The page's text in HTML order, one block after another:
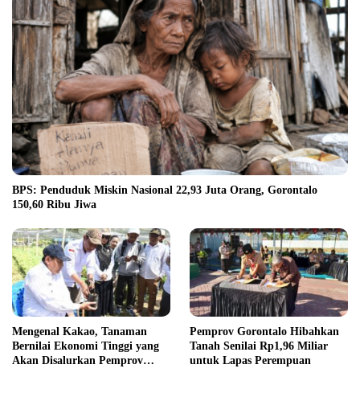
BPS: Penduduk Miskin Nasional 22,93 Juta Orang, Gorontalo
150,60 Ribu Jiwa
Mengenal Kakao, Tanaman
Bernilai Ekonomi Tinggi yang
Akan Disalurkan Pemprov
Pemprov Gorontalo Hibahkan
Tanah Senilai Rp1,96 Miliar
untuk Lapas Perempuan